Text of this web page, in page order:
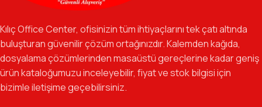
Özverili Takım Ruhu:İşini tutkuyla yapan, güler yüzlü ve çözüm
güvenilir bir yol arkadaşı olmayı hedefliyoruz.
Gelecek Vizyonu:Kurumsal kimliğimizi yeni iş birlikleri ve global
markalarla güçlendirerek, Türkiye genelinde müşteri ağımızı her
geçen gün büyütmeye devam ediyoruz.
Kılıç Office Center, ofisinizin tüm ihtiyaçlarını tek çatı altında
buluşturan güvenilir çözüm ortağınızdır. Kalemden kağıda,
dosyalama çözümlerinden masaüstü gereçlerine kadar geniş
ürün kataloğumuzu inceleyebilir, fiyat ve stok bilgisi için
bizimle iletişime geçebilirsiniz.